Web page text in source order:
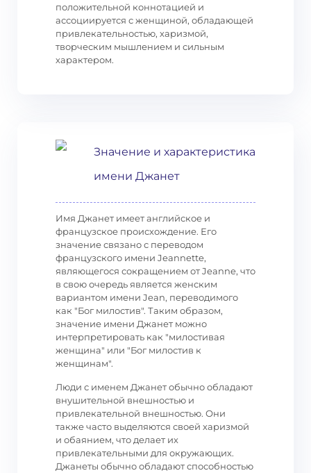
положительной коннотацией и
ассоциируется с женщиной, обладающей
привлекательностью, харизмой,
творческим мышлением и сильным
характером.
Значение и характеристика
имени Джанет
Имя Джанет имеет английское и
французское происхождение. Его
значение связано с переводом
французского имени Jeannette,
являющегося сокращением от Jeanne, что
в свою очередь является женским
вариантом имени Jean, переводимого
как "Бог милостив". Таким образом,
значение имени Джанет можно
интерпретировать как "милостивая
женщина" или "Бог милостив к
женщинам".
Люди с именем Джанет обычно обладают
внушительной внешностью и
привлекательной внешностью. Они
также часто выделяются своей харизмой
и обаянием, что делает их
привлекательными для окружающих.
Джанеты обычно обладают способностью